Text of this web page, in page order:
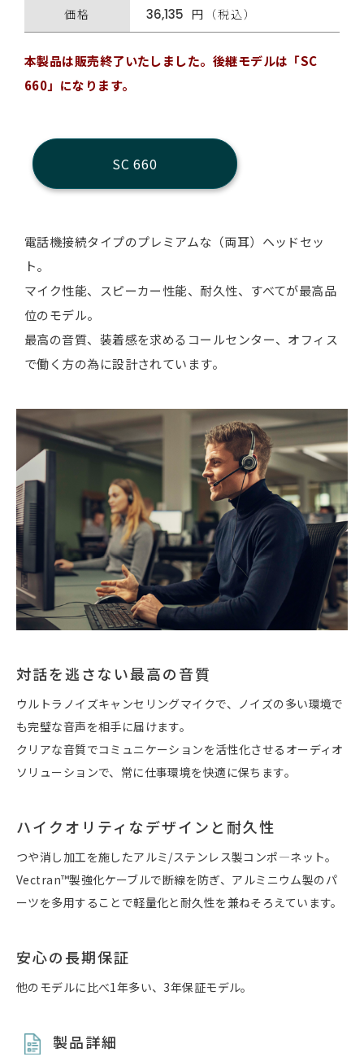
価格 36,135 円（税込）
本製品は販売終了いたしました。後継モデルは「SC
660」になります。
SC 660
電話機接続タイプのプレミアムな（両耳）ヘッドセッ
ト。
マイク性能、スピーカー性能、耐久性、すべてが最高品
位のモデル。
最高の音質、装着感を求めるコールセンター、オフィス
で働く方の為に設計されています。
対話を逃さない最高の音質
ウルトラノイズキャンセリングマイクで、ノイズの多い環境で
も完璧な音声を相手に届けます。
クリアな音質でコミュニケーションを活性化させるオーディオ
ソリューションで、常に仕事環境を快適に保ちます。
ハイクオリティなデザインと耐久性
つや消し加工を施したアルミ/ステンレス製コンポ―ネット。
Vectran™製強化ケーブルで断線を防ぎ、アルミニウム製のパ
ーツを多用することで軽量化と耐久性を兼ねそろえています。
安心の長期保証
他のモデルに比べ1年多い、3年保証モデル。
製品詳細